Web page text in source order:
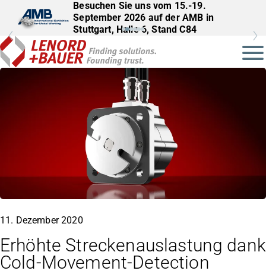
Besuchen Sie uns vom 15.-19.
September 2026 auf der AMB in
Stuttgart, Halle 6, Stand C84
11. Dezember 2020
Erhöhte Streckenauslastung dank
Cold-Movement-Detection